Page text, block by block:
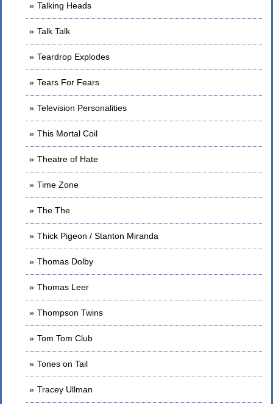
Talking Heads
Talk Talk
Teardrop Explodes
Tears For Fears
Television Personalities
This Mortal Coil
Theatre of Hate
Time Zone
The The
Thick Pigeon / Stanton Miranda
Thomas Dolby
Thomas Leer
Thompson Twins
Tom Tom Club
Tones on Tail
Tracey Ullman